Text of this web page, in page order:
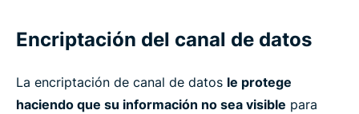
Encriptación del canal de datos
La encriptación de canal de datos le protege
haciendo que su información no sea visible para